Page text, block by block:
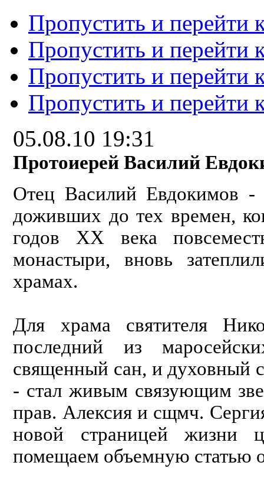
Пропустить и перейти
Пропустить и перейти
Пропустить и перейти
Пропустить и перейти
05.08.10 19:31
Протоиерей Василий
Отец Василий Евдокимов -
доживших до тех времен,
годов ХХ века
монастыри, вновь
храмах.
Для храма святителя
последний из
священный сан, и духовный
- стал живым связующим
прав. Алексия и сщмч.
новой страницей жизни
помещаем объемную статью